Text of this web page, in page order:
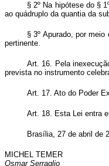
§ 2º Na hipótese do §
ao quádruplo da quantia da
§ 3º Apurado, por
pertinente.
Art. 16. Pela
prevista no instrumento
Art. 17. Ato do Poder
Art. 18. Esta Lei entra
Brasília, 27 de abril de
MICHEL TEMER
Osmar Serraglio